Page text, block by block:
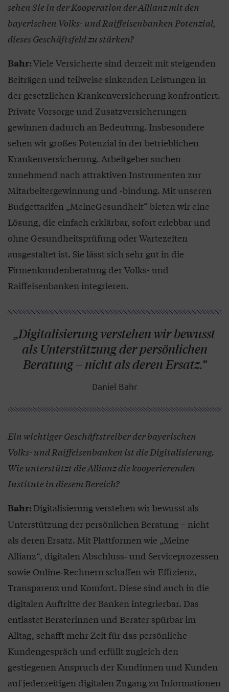
sehen Sie in der Kooperation der Allianz mit den
bayerischen Volks- und Raiffeisenbanken Potenzial,
dieses Geschäftsfeld zu stärken?
Bahr:Viele Versicherte sind derzeit mit steigenden
Beiträgen und teilweise sinkenden Leistungen in
der gesetzlichen Krankenversicherung konfrontiert.
Private Vorsorge und Zusatzversicherungen
gewinnen dadurch an Bedeutung. Insbesondere
sehen wir großes Potenzial in der betrieblichen
Krankenversicherung. Arbeitgeber suchen
zunehmend nach attraktiven Instrumenten zur
Mitarbeitergewinnung und ‑bindung. Mit unseren
Budgettarifen „MeineGesundheit“ bieten wir eine
Lösung, die einfach erklärbar, sofort erlebbar und
ohne Gesundheitsprüfung oder Wartezeiten
ausgestaltet ist. Sie lässt sich sehr gut in die
Firmenkundenberatung der Volks- und
Raiffeisenbanken integrieren.
„Digitalisierung verstehen wir bewusst
als Unterstützung der persönlichen
Beratung – nicht als deren Ersatz.“
Daniel Bahr
Ein wichtiger Geschäftstreiber der bayerischen
Volks- und Raiffeisenbanken ist die Digitalisierung.
Wie unterstützt die Allianz die kooperierenden
Institute in diesem Bereich?
Bahr:Digitalisierung verstehen wir bewusst als
Unterstützung der persönlichen Beratung – nicht
als deren Ersatz. Mit Plattformen wie „Meine
Allianz“, digitalen Abschluss‑ und Serviceprozessen
sowie Online‑Rechnern schaffen wir Effizienz,
Transparenz und Komfort. Diese sind auch in die
digitalen Auftritte der Banken integrierbar. Das
entlastet Beraterinnen und Berater spürbar im
Alltag, schafft mehr Zeit für das persönliche
Kundengespräch und erfüllt zugleich den
gestiegenen Anspruch der Kundinnen und Kunden
auf jederzeitigen digitalen Zugang zu Informationen